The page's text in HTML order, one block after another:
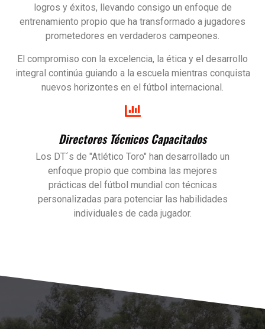
logros y éxitos, llevando consigo un enfoque de
entrenamiento propio que ha transformado a jugadores
prometedores en verdaderos campeones.
El compromiso con la excelencia, la ética y el desarrollo
integral continúa guiando a la escuela mientras conquista
nuevos horizontes en el fútbol internacional.
Directores Técnicos Capacitados
Los DT´s de "Atlético Toro" han desarrollado un
enfoque propio que combina las mejores
prácticas del fútbol mundial con técnicas
personalizadas para potenciar las habilidades
individuales de cada jugador.